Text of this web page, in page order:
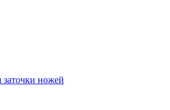
заточки ножей